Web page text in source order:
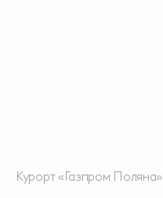
Курорт «Газпром Поляна»